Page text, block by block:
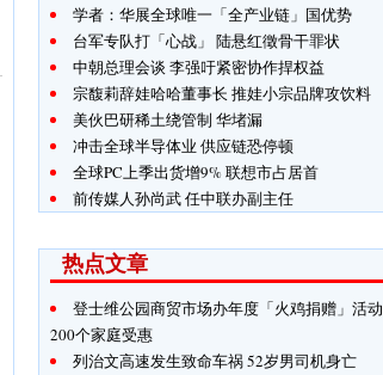
学者：华展全球唯一「全产业链」国优势
台军专队打「心战」 陆悬红徵骨干罪状
中朝总理会谈 李强吁紧密协作捍权益
宗馥莉辞娃哈哈董事长 推娃小宗品牌攻饮料
美伙巴研稀土绕管制 华堵漏
冲击全球半导体业 供应链恐停顿
全球PC上季出货增9% 联想市占居首
前传媒人孙尚武 任中联办副主任
热点文章
登士维公园商贸市场办年度「火鸡捐赠」活动
200个家庭受惠
列治文高速发生致命车祸 52岁男司机身亡